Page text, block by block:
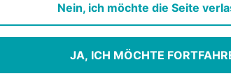
freizuschalten.
Nein, ich möchte die Seite
JA, ICH MÖCHTE